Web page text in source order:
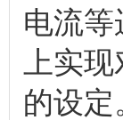
电流等
上实
的设定